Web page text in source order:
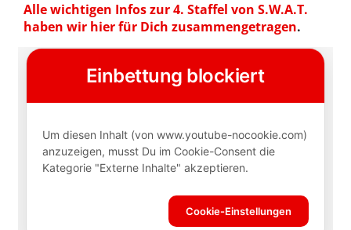
Alle wichtigen Infos zur 4. Staffel von S.W.A.T.
haben wir hier für Dich zusammengetragen.